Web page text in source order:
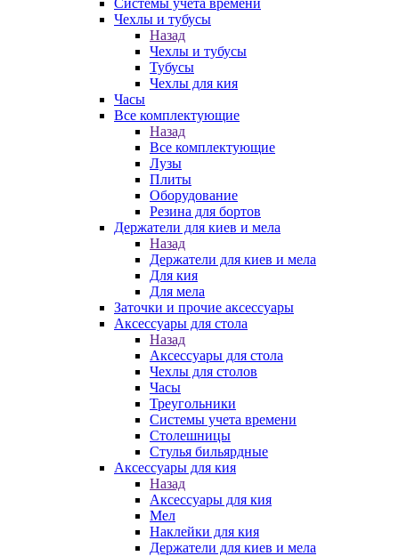
Системы учета времени
Чехлы и тубусы
Назад
Чехлы и тубусы
Тубусы
Чехлы для кия
Часы
Все комплектующие
Назад
Все комплектующие
Лузы
Плиты
Оборудование
Резина для бортов
Держатели для киев и мела
Назад
Держатели для киев и мела
Для кия
Для мела
Заточки и прочие аксессуары
Аксессуары для стола
Назад
Аксессуары для стола
Чехлы для столов
Часы
Треугольники
Системы учета времени
Столешницы
Стулья бильярдные
Аксессуары для кия
Назад
Аксессуары для кия
Мел
Наклейки для кия
Держатели для киев и мела